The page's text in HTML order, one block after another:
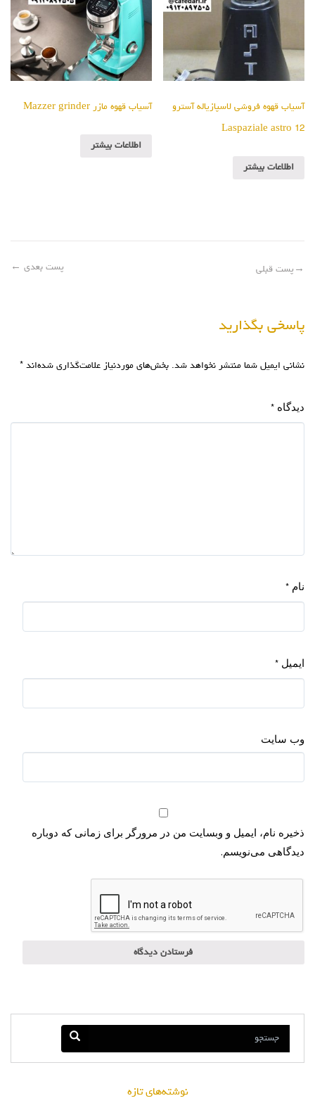
آسیاب قهوه فروشی لاسپازیاله آسترو
Laspaziale astro 12
اطلاعات بیشتر
آسیاب قهوه مازر Mazzer grinder
اطلاعات بیشتر
→ پست قبلی پست بعدی ←
پاسخی بگذارید
نشانی ایمیل شما منتشر نخواهد شد. بخش‌های موردنیاز علامت‌گذاری شده‌اند *
دیدگاه *
نام *
ایمیل *
وب‌ سایت
ذخیره نام، ایمیل و وبسایت من در مرورگر برای زمانی که دوباره
دیدگاهی می‌نویسم.
نوشته‌های تازه